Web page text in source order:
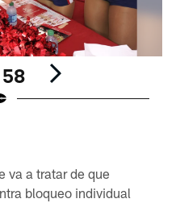
va a tratar de que
bloqueo individual